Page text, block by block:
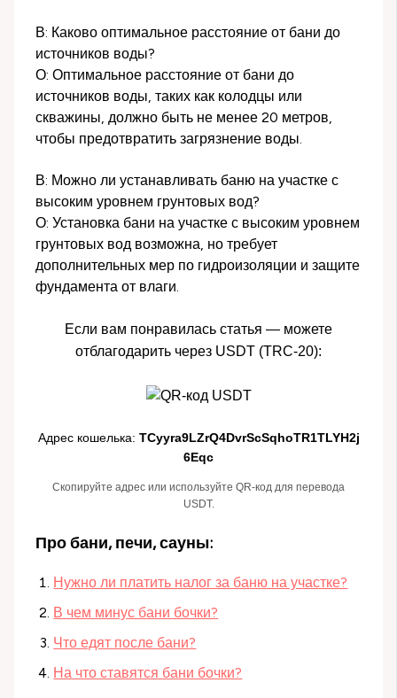
В: Каково оптимальное расстояние от бани до
источников воды?
О: Оптимальное расстояние от бани до
источников воды, таких как колодцы или
скважины, должно быть не менее 20 метров,
чтобы предотвратить загрязнение воды.
В: Можно ли устанавливать баню на участке с
высоким уровнем грунтовых вод?
О: Установка бани на участке с высоким уровнем
грунтовых вод возможна, но требует
дополнительных мер по гидроизоляции и защите
фундамента от влаги.
Если вам понравилась статья — можете
отблагодарить через USDT (TRC-20):
Адрес кошелька: TCyyra9LZrQ4DvrScSqhoTR1TLYH2j
6Eqc
Скопируйте адрес или используйте QR-код для перевода
USDT.
Про бани, печи, сауны:
Нужно ли платить налог за баню на участке?
В чем минус бани бочки?
Что едят после бани?
На что ставятся бани бочки?